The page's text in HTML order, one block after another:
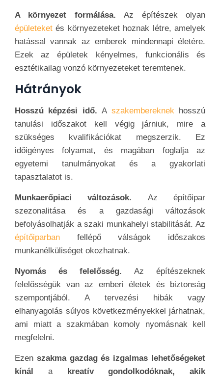
A környezet formálása.Az építészek olyan
épületeketés környezeteket hoznak létre, amelyek
hatással vannak az emberek mindennapi életére.
Ezek az épületek kényelmes, funkcionális és
esztétikailag vonzó környezeteket teremtenek.
Hátrányok
Hosszú képzési idő.A szakembereknek hosszú
tanulási időszakot kell végig járniuk, mire a
szükséges kvalifikációkat megszerzik. Ez
időigényes folyamat, és magában foglalja az
egyetemi tanulmányokat és a gyakorlati
tapasztalatot is.
Munkaerőpiaci változások. Az építőipar
szezonalitása és a gazdasági változások
befolyásolhatják a szaki munkahelyi stabilitását. Az
építőiparban fellépő válságok időszakos
munkanélküliséget okozhatnak.
Nyomás és felelősség. Az építészeknek
felelősségük van az emberi életek és biztonság
szempontjából. A tervezési hibák vagy
elhanyagolás súlyos következményekkel járhatnak,
ami miatt a szakmában komoly nyomásnak kell
megfelelni.
Ezen szakma gazdag és izgalmas lehetőségeket
kínál a kreatív gondolkodóknak, akik